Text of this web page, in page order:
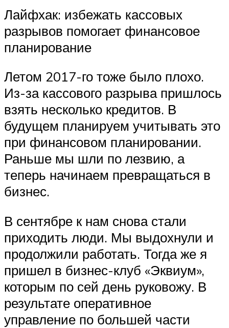
Лайфхак: избежать кассовых
разрывов помогает финансовое
планирование
Летом 2017-го тоже было плохо.
Из-за кассового разрыва пришлось
взять несколько кредитов. В
будущем планируем учитывать это
при финансовом планировании.
Раньше мы шли по лезвию, а
теперь начинаем превращаться в
бизнес.
В сентябре к нам снова стали
приходить люди. Мы выдохнули и
продолжили работать. Тогда же я
пришел в бизнес-клуб «Эквиум»,
которым по сей день руковожу. В
результате оперативное
управление по большей части